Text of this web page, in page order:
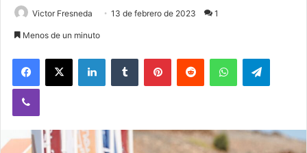
Victor Fresneda 13 de febrero de 2023 1
Menos de un minuto